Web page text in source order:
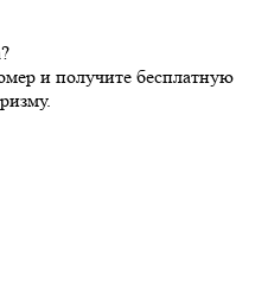
и получите бесплатную